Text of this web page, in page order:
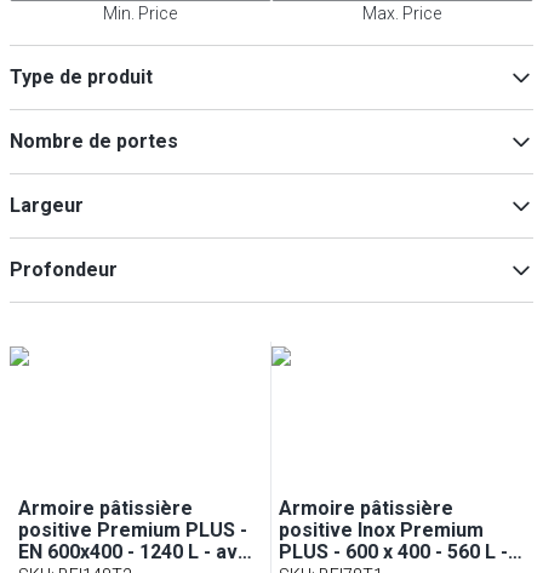
Min. Price Max. Price
Type de produit
Congélateurs( 2)
Nombre de portes
2(2)
Largeur
Profondeur
Armoire pâtissière
positive Premium PLUS -
EN 600x400 - 1240 L - avec
Armoire pâtissière
positive Inox Premium
PLUS - 600 x 400 - 560 L -